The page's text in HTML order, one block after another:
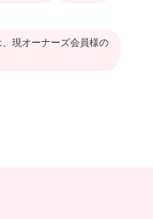
現オーナーズ会員様の